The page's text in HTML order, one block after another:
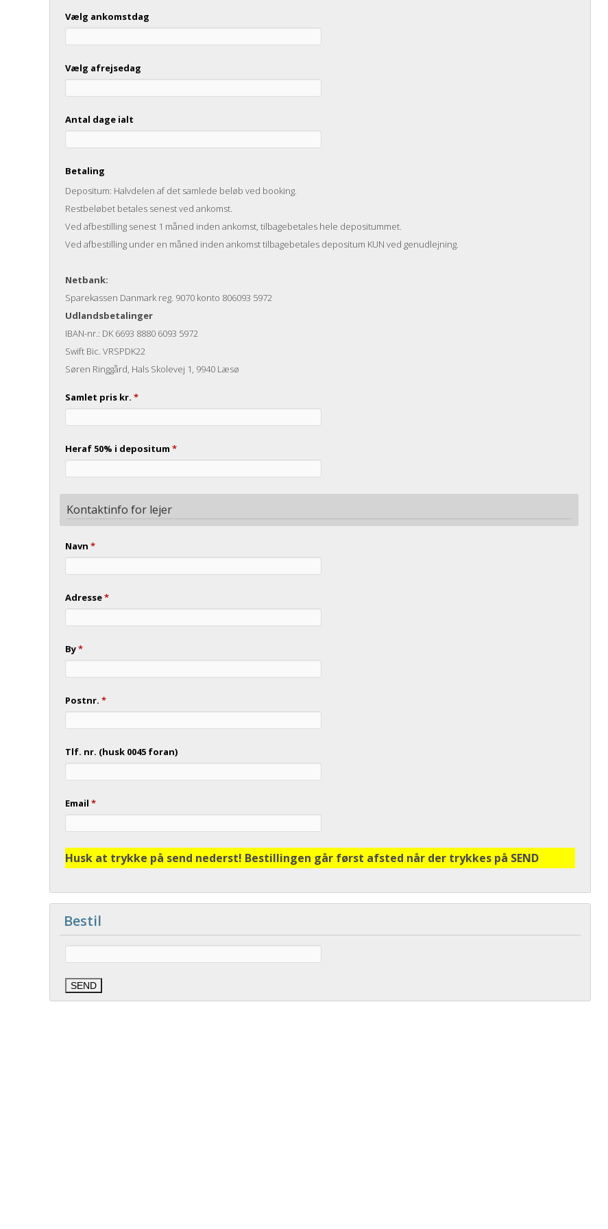
Vælg ankomstdag
Vælg afrejsedag
Antal dage ialt
Betaling
Depositum: Halvdelen af det samlede beløb ved booking.
Restbeløbet betales senest ved ankomst.
Ved afbestilling senest 1 måned inden ankomst, tilbagebetales hele depositummet.
Ved afbestilling under en måned inden ankomst tilbagebetales depositum KUN ved genudlejning.
Netbank:
Sparekassen Danmark reg. 9070 konto 806093 5972
Udlandsbetalinger
IBAN-nr.: DK 6693 8880 6093 5972
Swift Bic. VRSPDK22
Søren Ringgård, Hals Skolevej 1, 9940 Læsø
Samlet pris kr. *
Heraf 50% i depositum *
Kontaktinfo for lejer
Navn *
Adresse*
By*
Postnr. *
Tlf. nr. (husk 0045 foran)
Email *
Husk at trykke på send nederst! Bestillingen går først afsted når der trykkes på SEND
Bestil